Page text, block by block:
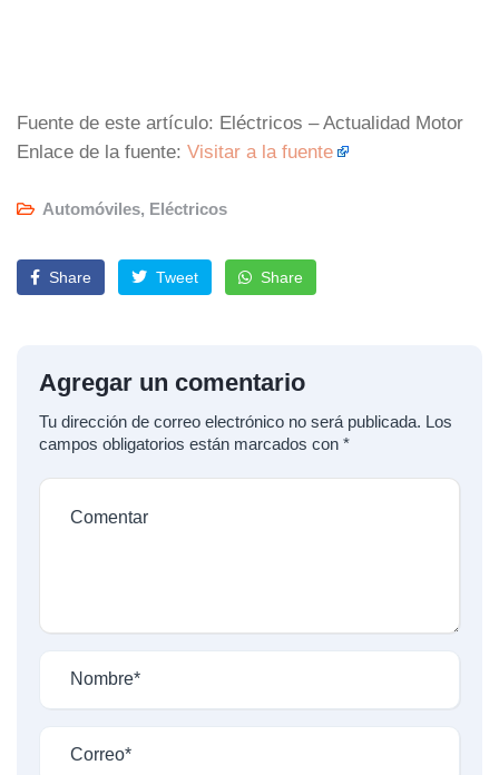
Fuente de este artículo: Eléctricos – Actualidad Motor
Enlace de la fuente: Visitar a la fuente
Automóviles, Eléctricos
Share Tweet Share
Agregar un comentario
Tu dirección de correo electrónico no será publicada. Los
campos obligatorios están marcados con *